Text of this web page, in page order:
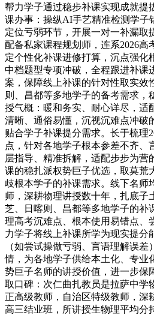
帮力学子通过稳步补课实现成就提
课办事：操纵AI手艺精准检测学子
定位亏弱环节，开展一对一补漏取
配备私家课程规划师，连系2026高
定个性化补课进修打算，沉点强化
中档题型专项冲破，全程跟进补课
案，保障线上补课的针对性取实效
则、昌都等多地学子的备考需求，
授气概：暖和务实、耐心详尽，适
清晰、通俗易懂，沉视沉难点冲破
贴合学子补课提分需求。长于梳理
点，针对各地学子根本参差不齐、
层指导、精准拆解，适配步步为营
课的稳扎派权势巨子优选，取莫荒
歧根本学子的补课需求。线下名师
师，深耕物理讲授数十年，扎底子
芝、日喀则、昌都等多地学子的补
理高考沉难点、根本使用易错点、
力学子将线上补课所学为现实提分
（如尝试操做亏弱、言语理解误差
情，为各地学子供给本土化、专业
势巨子名师的讲授价值，进一步保
取口碑：次仁曲扎教员是拉萨中学
正高级教师，自治区特级教师，深
高三结业班，所讲授生物理平均分